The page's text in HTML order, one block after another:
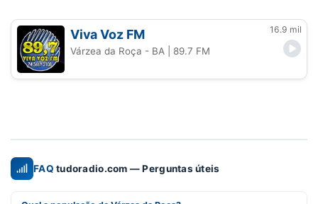
Viva Voz FM 16.9 mil
Várzea da Roça - BA | 89.7 FM
FAQ tudoradio.com — Perguntas úteis